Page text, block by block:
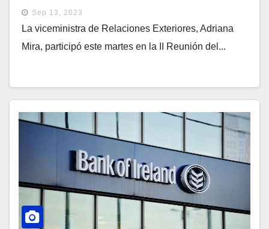
Sep 13, 2023
La viceministra de Relaciones Exteriores, Adriana
Mira, participó este martes en la II Reunión del...